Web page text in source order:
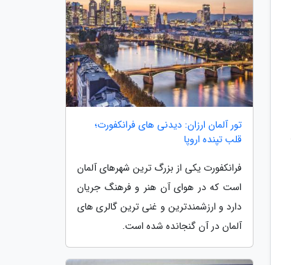
تور آلمان ارزان: دیدنی های فرانکفورت؛
قلب تپنده اروپا
فرانکفورت یکی از بزرگ ترین شهرهای آلمان
است که در هوای آن هنر و فرهنگ جریان
دارد و ارزشمندترین و غنی ترین گالری های
آلمان در آن گنجانده شده است.